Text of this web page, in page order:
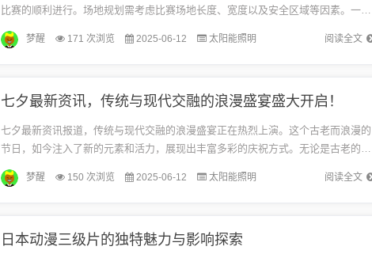
比赛的顺利进行。场地规划需考虑比赛场地长度、宽度以及安全区域等因素。一场
竞技的舞台设计需结合比赛特点，包括观众席、参赛队伍集结区、比赛区域等布
局...
阅读全文
梦醒 171 次浏览 2025-06-12 太阳能照明
七夕最新资讯，传统与现代交融的浪漫盛宴盛大开启！
七夕最新资讯报道，传统与现代交融的浪漫盛宴正在热烈上演。这个古老而浪漫的
节日，如今注入了新的元素和活力，展现出丰富多彩的庆祝方式。无论是古老的民
间习俗还是现代的创意活动，都在这个特殊的日子里展现出独特的魅力。七夕，
已...
阅读全文
梦醒 150 次浏览 2025-06-12 太阳能照明
日本动漫三级片的独特魅力与影响探索